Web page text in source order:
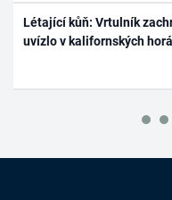
Létající kůň: Vrtulník
uvízlo v kalifornských